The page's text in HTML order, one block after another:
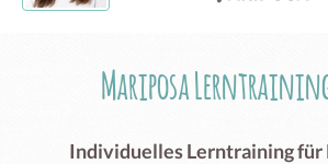
Mariposa
Individuelles Lerntraining für